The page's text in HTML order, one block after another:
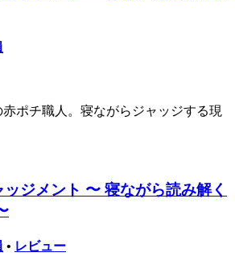
赤ポチ職人。寝ながらジャッジする現
ジメント 〜 寝ながら読み解く
• レビュー